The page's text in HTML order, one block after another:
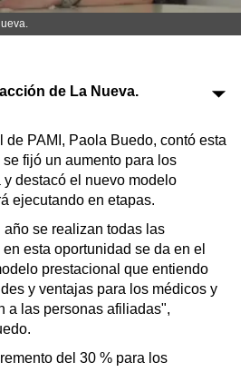
Farmacias
Transportes
Loterías
Datos Útiles
Fúnebres
Edictos
Teléfonos de urgencia
de La Nueva.
PAMI, Paola Buedo, contó esta
se fijó un aumento para los
destacó el nuevo modelo
ejecutando en etapas.
se realizan todas las
esta oportunidad se da en el
prestacional que entiendo
y ventajas para los médicos y
a las personas afiliadas",
del 30 % para los